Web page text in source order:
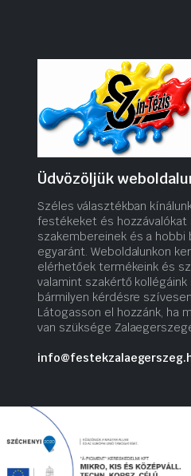
Üdvözöljük
Széles választékban
festékeket és
szakembereinek és a hobbi
egyaránt. Weboldalunkon
elérhetőek termékeink és
valamint szakértő
bármilyen kérdésre
Látogasson el hozzánk, ha
van szüksége